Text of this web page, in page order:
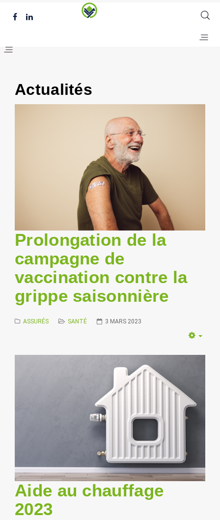
Actualités
Prolongation de la
campagne de
vaccination contre la
grippe saisonnière
ASSURÉS SANTÉ 3 MARS 2023
Aide au chauffage
2023